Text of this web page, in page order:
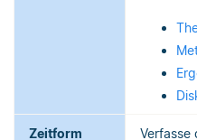
Zeitform Verfasse